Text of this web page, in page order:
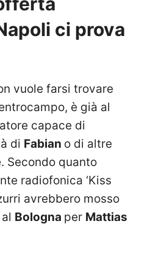
ci prova
vuole farsi trovare
è già al
capace di
di Fabian o di altre
Secondo quanto
radiofonica ‘Kiss
avrebbero mosso
Bologna per Mattias